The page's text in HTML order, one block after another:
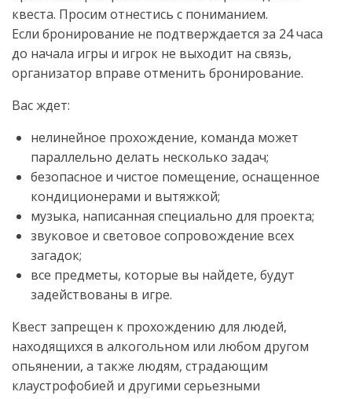
квеста. Просим отнестись с пониманием.
Если бронирование не подтверждается за 24 часа
до начала игры и игрок не выходит на связь,
организатор вправе отменить бронирование.
Вас ждет:
нелинейное прохождение, команда может
параллельно делать несколько задач;
безопасное и чистое помещение, оснащенное
кондиционерами и вытяжкой;
музыка, написанная специально для проекта;
звуковое и световое сопровождение всех
загадок;
все предметы, которые вы найдете, будут
задействованы в игре.
Квест запрещен к прохождению для людей,
находящихся в алкогольном или любом другом
опьянении, а также людям, страдающим
клаустрофобией и другими серьезными